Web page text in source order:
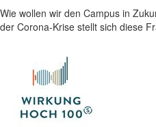
Wie wollen wir den Campus in
der Corona-Krise stellt sich diese